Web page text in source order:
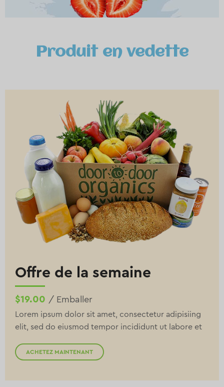
Produit en vedette
Offre de la semaine
$19.00 / Emballer
Lorem ipsum dolor sit amet, consectetur adipisiing
elit, sed do eiusmod tempor incididunt ut labore et
ACHETEZ MAINTENANT